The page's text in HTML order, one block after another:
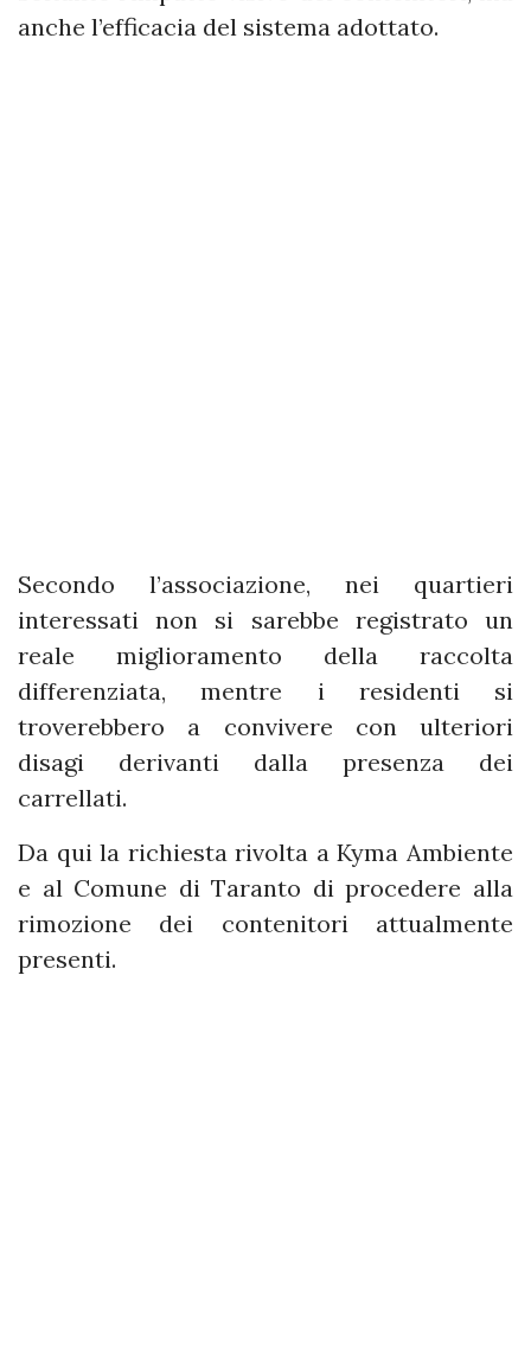
anche l’efficacia del sistema adottato.
Secondo l’associazione, nei quartieri
interessati non si sarebbe registrato un
reale miglioramento della raccolta
differenziata, mentre i residenti si
troverebbero a convivere con ulteriori
disagi derivanti dalla presenza dei
carrellati.
Da qui la richiesta rivolta a Kyma Ambiente
e al Comune di Taranto di procedere alla
rimozione dei contenitori attualmente
presenti.